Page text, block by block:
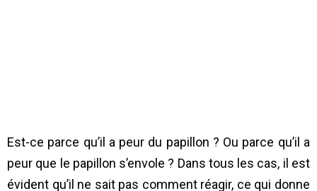
Est-ce parce qu’il a peur du papillon ? Ou parce qu’il a
peur que le papillon s’envole ? Dans tous les cas, il est
évident qu’il ne sait pas comment réagir, ce qui donne